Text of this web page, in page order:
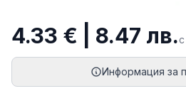
4.33 € | 8.47 лв.
Информация за